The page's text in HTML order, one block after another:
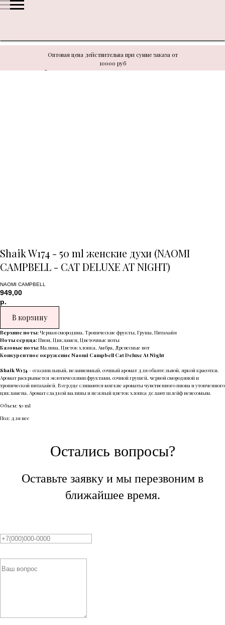
Оптовая цена действительна при сумме заказа от
10000 руб
В связи с техническими моментами цену уточнять у
Shaik W174 - 50 ml женские духи (NAOMI
CAMPBELL - CAT DELUXE AT NIGHT)
NAOMI CAMPBELL
949,00
р.
В корзину
Верхние ноты:Черная смородина, Тропические фрукты, Груша, Питахайя
Ноты сердца:Пион, Цикламен, Цветочные ноты
Базовые ноты:Малина, Цветок хлопка, Амбра, Древесные нот
Конкурентное окружение Naomi Campbell Cat Deluxe At Night
Shaik W174– сексапильный, независимый, сочный аромат для обаятельной, яркой красотки.
Аромат раскрывается экзотическими фруктами, сочной грушей, черной смородиной и
тропической питахайей. В сердце сливаются мягкие ароматы чувственного пиона и утонченного
цикламена. Аромат сладкой малины и нежный цветок хлопка делают шлейф невесомым.
Объем: 50 ml
Пол: для нее
Остались вопросы?
Оставьте заявку и мы перезвоним в
ближайшее время.